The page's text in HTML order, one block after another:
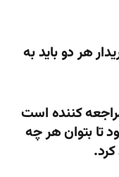
هر دو باید به
کننده است
تا بتوان هر چه
کرد.